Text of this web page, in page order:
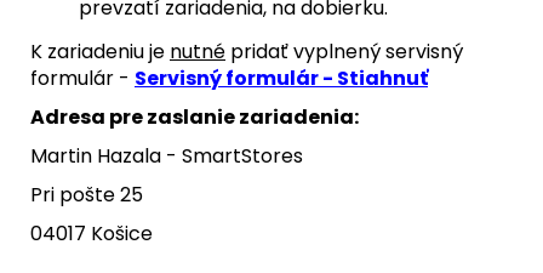
prevzatí zariadenia, na dobierku.
K zariadeniu je nutné pridať vyplnený servisný
formulár - Servisný formulár - Stiahnuť
Adresa pre zaslanie zariadenia:
Martin Hazala - SmartStores
Pri pošte 25
04017 Košice